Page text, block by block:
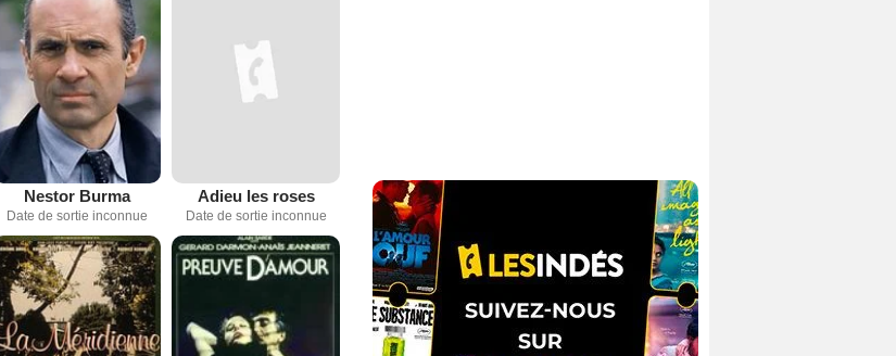
Nestor Burma
Date de sortie inconnue
Adieu les roses
Date de sortie inconnue